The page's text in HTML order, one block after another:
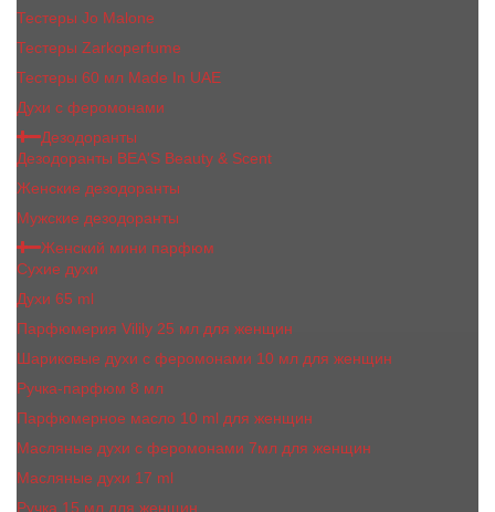
Тестеры Jо Malоnе
Тестеры Zarkoperfume
Тестеры 60 мл Made In UAE
Духи с феромонами
Дезодоранты
Дезодоранты BEA'S Beauty & Scent
Женские дезодоранты
Мужские дезодоранты
Женский мини парфюм
Сухие духи
Духи 65 ml
Парфюмерия Vilily 25 мл для женщин
Шариковые духи с феромонами 10 мл для женщин
Ручка-парфюм 8 мл
Парфюмерное масло 10 ml для женщин
Масляные духи c феромонами 7мл для женщин
Масляные духи 17 ml
Ручка 15 мл для женщин